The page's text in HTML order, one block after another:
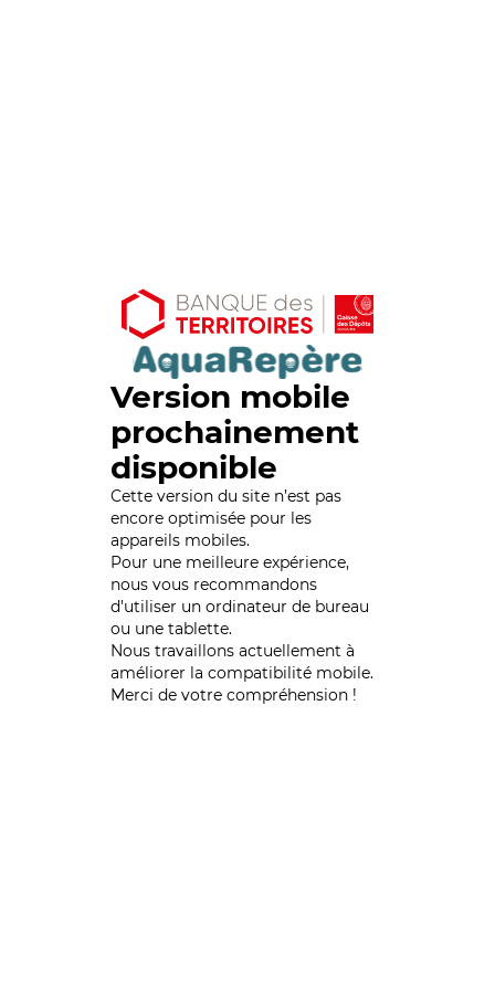
Version mobile
prochainement
disponible
Cette version du site n’est pas
encore optimisée pour les
appareils mobiles.
Pour une meilleure expérience,
nous vous recommandons
d'utiliser un ordinateur de bureau
ou une tablette.
Nous travaillons actuellement à
améliorer la compatibilité mobile.
Merci de votre compréhension !